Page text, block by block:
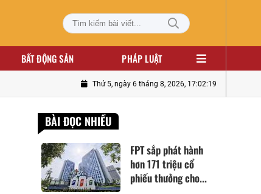
BẤT ĐỘNG SẢN PHÁP LUẬT
Thứ 5, ngày 6 tháng 8, 2026, 17:02:20
BÀI ĐỌC NHIỀU
FPT sắp phát hành
hơn 171 triệu cổ
phiếu thưởng cho...